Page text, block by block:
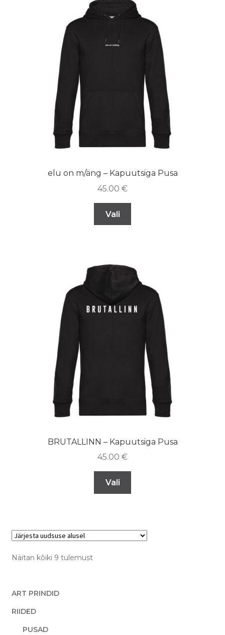
elu on m/äng – Kapuutsiga Pusa
45.00 €
Vali
BRUTALLINN – Kapuutsiga Pusa
45.00 €
Vali
Näitan kõiki 9 tulemust
ART PRINDID
RIIDED
PUSAD